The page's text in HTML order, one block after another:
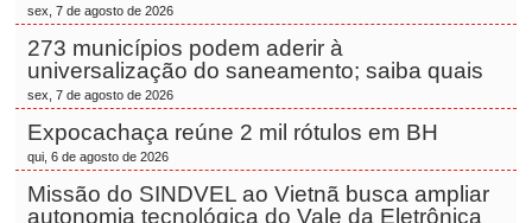
sex, 7 de agosto de 2026
273 municípios podem aderir à
universalização do saneamento; saiba quais
sex, 7 de agosto de 2026
Expocachaça reúne 2 mil rótulos em BH
qui, 6 de agosto de 2026
Missão do SINDVEL ao Vietnã busca ampliar
autonomia tecnológica do Vale da Eletrônica